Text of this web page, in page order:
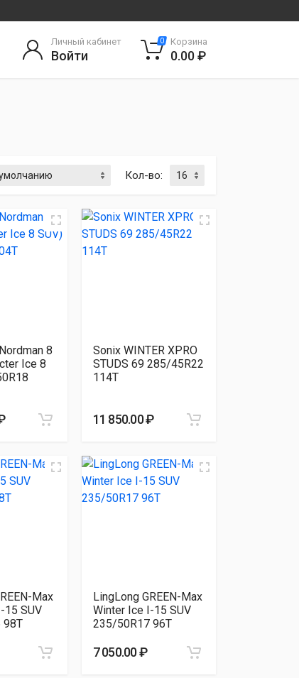
Личный кабинет
Войти
0 Корзина
0.00 ₽
Кол-во:
8
Ice 8
Sonix WINTER XPRO
STUDS 69 285/45R22
114T
11 850.00 ₽
Max
15 SUV
98T
LingLong GREEN-Max
Winter Ice I-15 SUV
235/50R17 96T
7 050.00 ₽